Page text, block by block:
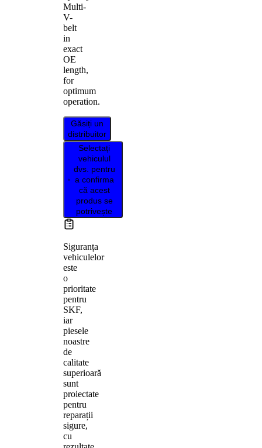
Multi-
V-
belt
in
exact
OE
length,
for
optimum
operation.
Găsiți un
distribuitor
Selectați
vehiculul
dvs. pentru
a confirma
că acest
produs se
potrivește
Siguranța
vehiculelor
este
o
prioritate
pentru
SKF,
iar
piesele
noastre
de
calitate
superioară
sunt
proiectate
pentru
reparații
sigure,
cu